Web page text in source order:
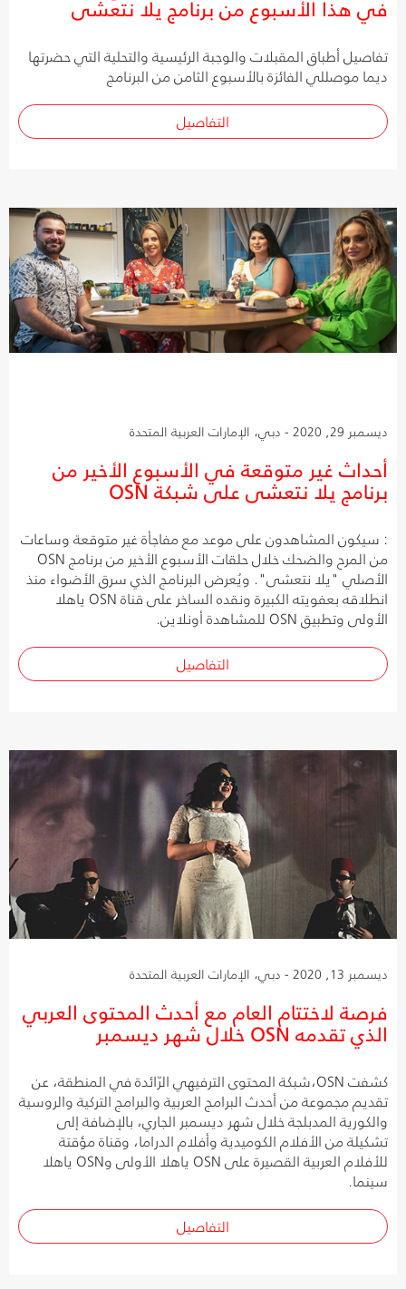
في هذا الأسبوع من برنامج يلا نتعشى
تفاصيل أطباق المقبلات والوجبة الرئيسية والتحلية التي حضرتها
ديما موصللي الفائزة بالأسبوع الثامن من البرنامج
التفاصيل
ديسمبر 29, 2020 - دبي، الإمارات العربية المتحدة
أحداث غير متوقعة في الأسبوع الأخير من
برنامج يلا نتعشى على شبكة OSN
: سيكون المشاهدون على موعد مع مفاجأة غير متوقعة وساعات
من المرح والضحك خلال حلقات الأسبوع الأخير من برنامج OSN
الأصلي "يلا نتعشى". ويُعرض البرنامج الذي سرق الأضواء منذ
انطلاقه بعفويته الكبيرة ونقده الساخر على قناة OSN ياهلا
الأولى وتطبيق OSN للمشاهدة أونلاين.
التفاصيل
ديسمبر 13, 2020 - دبي، الإمارات العربية المتحدة
فرصة لاختتام العام مع أحدث المحتوى العربي
الذي تقدمه OSN خلال شهر ديسمبر
كشفت OSN،شبكة المحتوى الترفيهي الرّائدة في المنطقة، عن
تقديم مجموعة من أحدث البرامج العربية والبرامج التركية والروسية
والكورية المدبلجة خلال شهر ديسمبر الجاري، بالإضافة إلى
تشكيلة من الأفلام الكوميدية وأفلام الدراما، وقناة مؤقتة
للأفلام العربية القصيرة على OSN ياهلا الأولى وOSN ياهلا
سينما.
التفاصيل